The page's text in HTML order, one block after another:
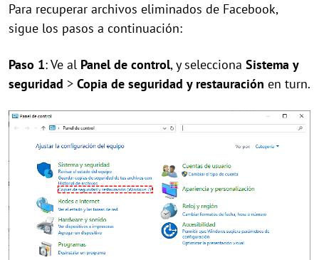
Para recuperar archivos eliminados de Facebook,
sigue los pasos a continuación:
Paso 1: Ve al Panel de control, y selecciona Sistema y
seguridad > Copia de seguridad y restauración en turn.